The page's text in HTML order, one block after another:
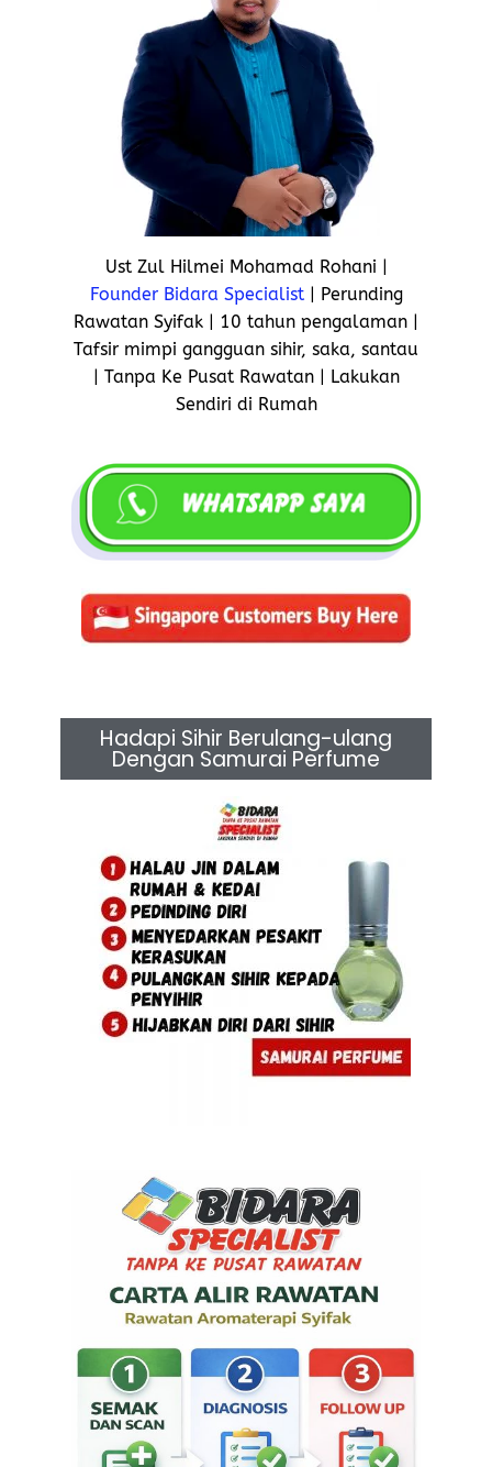
Ust Zul Hilmei Mohamad Rohani |
Founder Bidara Specialist| Perunding
Rawatan Syifak | 10 tahun pengalaman |
Tafsir mimpi gangguan sihir, saka, santau
| Tanpa Ke Pusat Rawatan | Lakukan
Sendiri di Rumah
Hadapi Sihir Berulang-ulang
Dengan Samurai Perfume